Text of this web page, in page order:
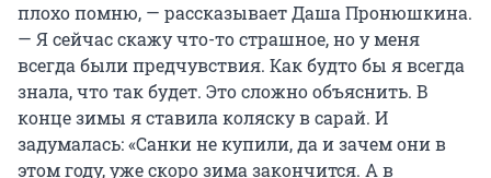
плохо помню, — рассказывает Даша Пронюшкина.
— Я сейчас скажу что-то страшное, но у меня
всегда были предчувствия. Как будто бы я всегда
знала, что так будет. Это сложно объяснить. В
конце зимы я ставила коляску в сарай. И
задумалась: «Санки не купили, да и зачем они в
этом году, уже скоро зима закончится. А в